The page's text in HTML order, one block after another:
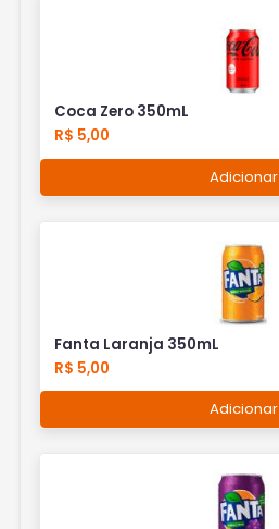
Coca Zero 350mL
R$ 5,00
Adicionar
Fanta Laranja 350mL
R$ 5,00
Adicionar